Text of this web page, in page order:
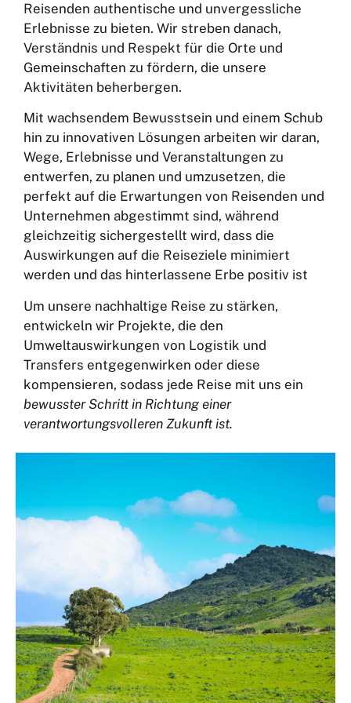
Reisenden authentische und unvergessliche
Erlebnisse zu bieten. Wir streben danach,
Verständnis und Respekt für die Orte und
Gemeinschaften zu fördern, die unsere
Aktivitäten beherbergen.
Mit wachsendem Bewusstsein und einem Schub
hin zu innovativen Lösungen arbeiten wir daran,
Wege, Erlebnisse und Veranstaltungen zu
entwerfen, zu planen und umzusetzen, die
perfekt auf die Erwartungen von Reisenden und
Unternehmen abgestimmt sind, während
gleichzeitig sichergestellt wird, dass die
Auswirkungen auf die Reiseziele minimiert
werden und das hinterlassene Erbe positiv ist
Um unsere nachhaltige Reise zu stärken,
entwickeln wir Projekte, die den
Umweltauswirkungen von Logistik und
Transfers entgegenwirken oder diese
kompensieren, sodass jede Reise mit uns ein
bewusster Schritt in Richtung einer
verantwortungsvolleren Zukunft ist.